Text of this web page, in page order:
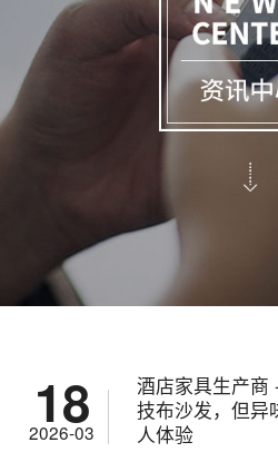
18
2026-03
酒店家具生产商
技布沙发，但异
人体验